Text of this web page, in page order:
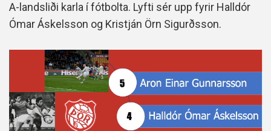
A-landsliði karla í fótbolta. Lyfti sér upp fyrir Halldór
Ómar Áskelsson og Kristján Örn Sigurðsson.